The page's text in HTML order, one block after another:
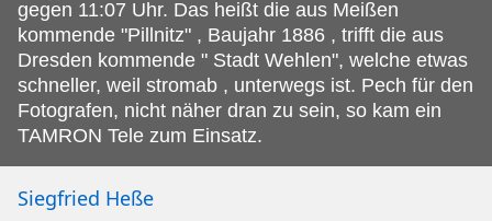
gegen 11:07 Uhr. Das heißt die aus Meißen
kommende "Pillnitz" , Baujahr 1886 , trifft die aus
Dresden kommende " Stadt Wehlen", welche etwas
schneller, weil stromab , unterwegs ist. Pech für den
Fotografen, nicht näher dran zu sein, so kam ein
TAMRON Tele zum Einsatz.
Siegfried Heße